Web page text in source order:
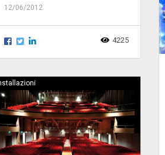
12/06/2012
4225